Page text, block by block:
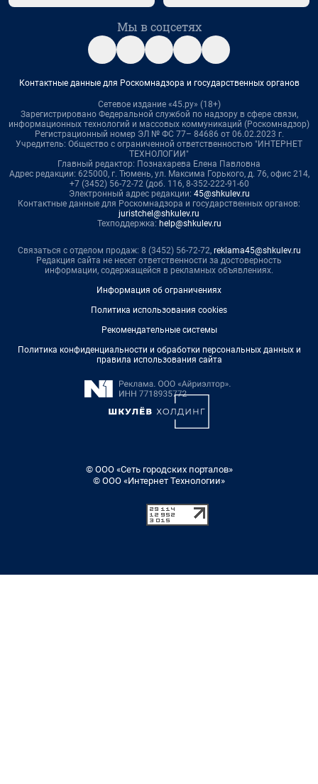
Мы в соцсетях
Контактные данные для Роскомнадзора и государственных органов
Сетевое издание «45.ру» (18+)
Зарегистрировано Федеральной службой по надзору в сфере связи,
информационных технологий и массовых коммуникаций (Роскомнадзор)
Регистрационный номер ЭЛ № ФС 77– 84686 от 06.02.2023 г.
Учредитель: Общество с ограниченной ответственностью "ИНТЕРНЕТ
ТЕХНОЛОГИИ"
Главный редактор: Познахарева Елена Павловна
Адрес редакции: 625000, г. Тюмень, ул. Максима Горького, д. 76, офис 214,
+7 (3452) 56-72-72 (доб. 116, 8-352-222-91-60
Электронный адрес редакции: 45@shkulev.ru
Контактные данные для Роскомнадзора и государственных органов:
juristchel@shkulev.ru
Техподдержка: help@shkulev.ru
Связаться с отделом продаж: 8 (3452) 56-72-72, reklama45@shkulev.ru
Редакция сайта не несет ответственности за достоверность
информации, содержащейся в рекламных объявлениях.
Информация об ограничениях
Политика использования cookies
Рекомендательные системы
Политика конфиденциальности и обработки персональных данных и
правила использования сайта
© ООО «Сеть городских порталов»
© ООО «Интернет Технологии»